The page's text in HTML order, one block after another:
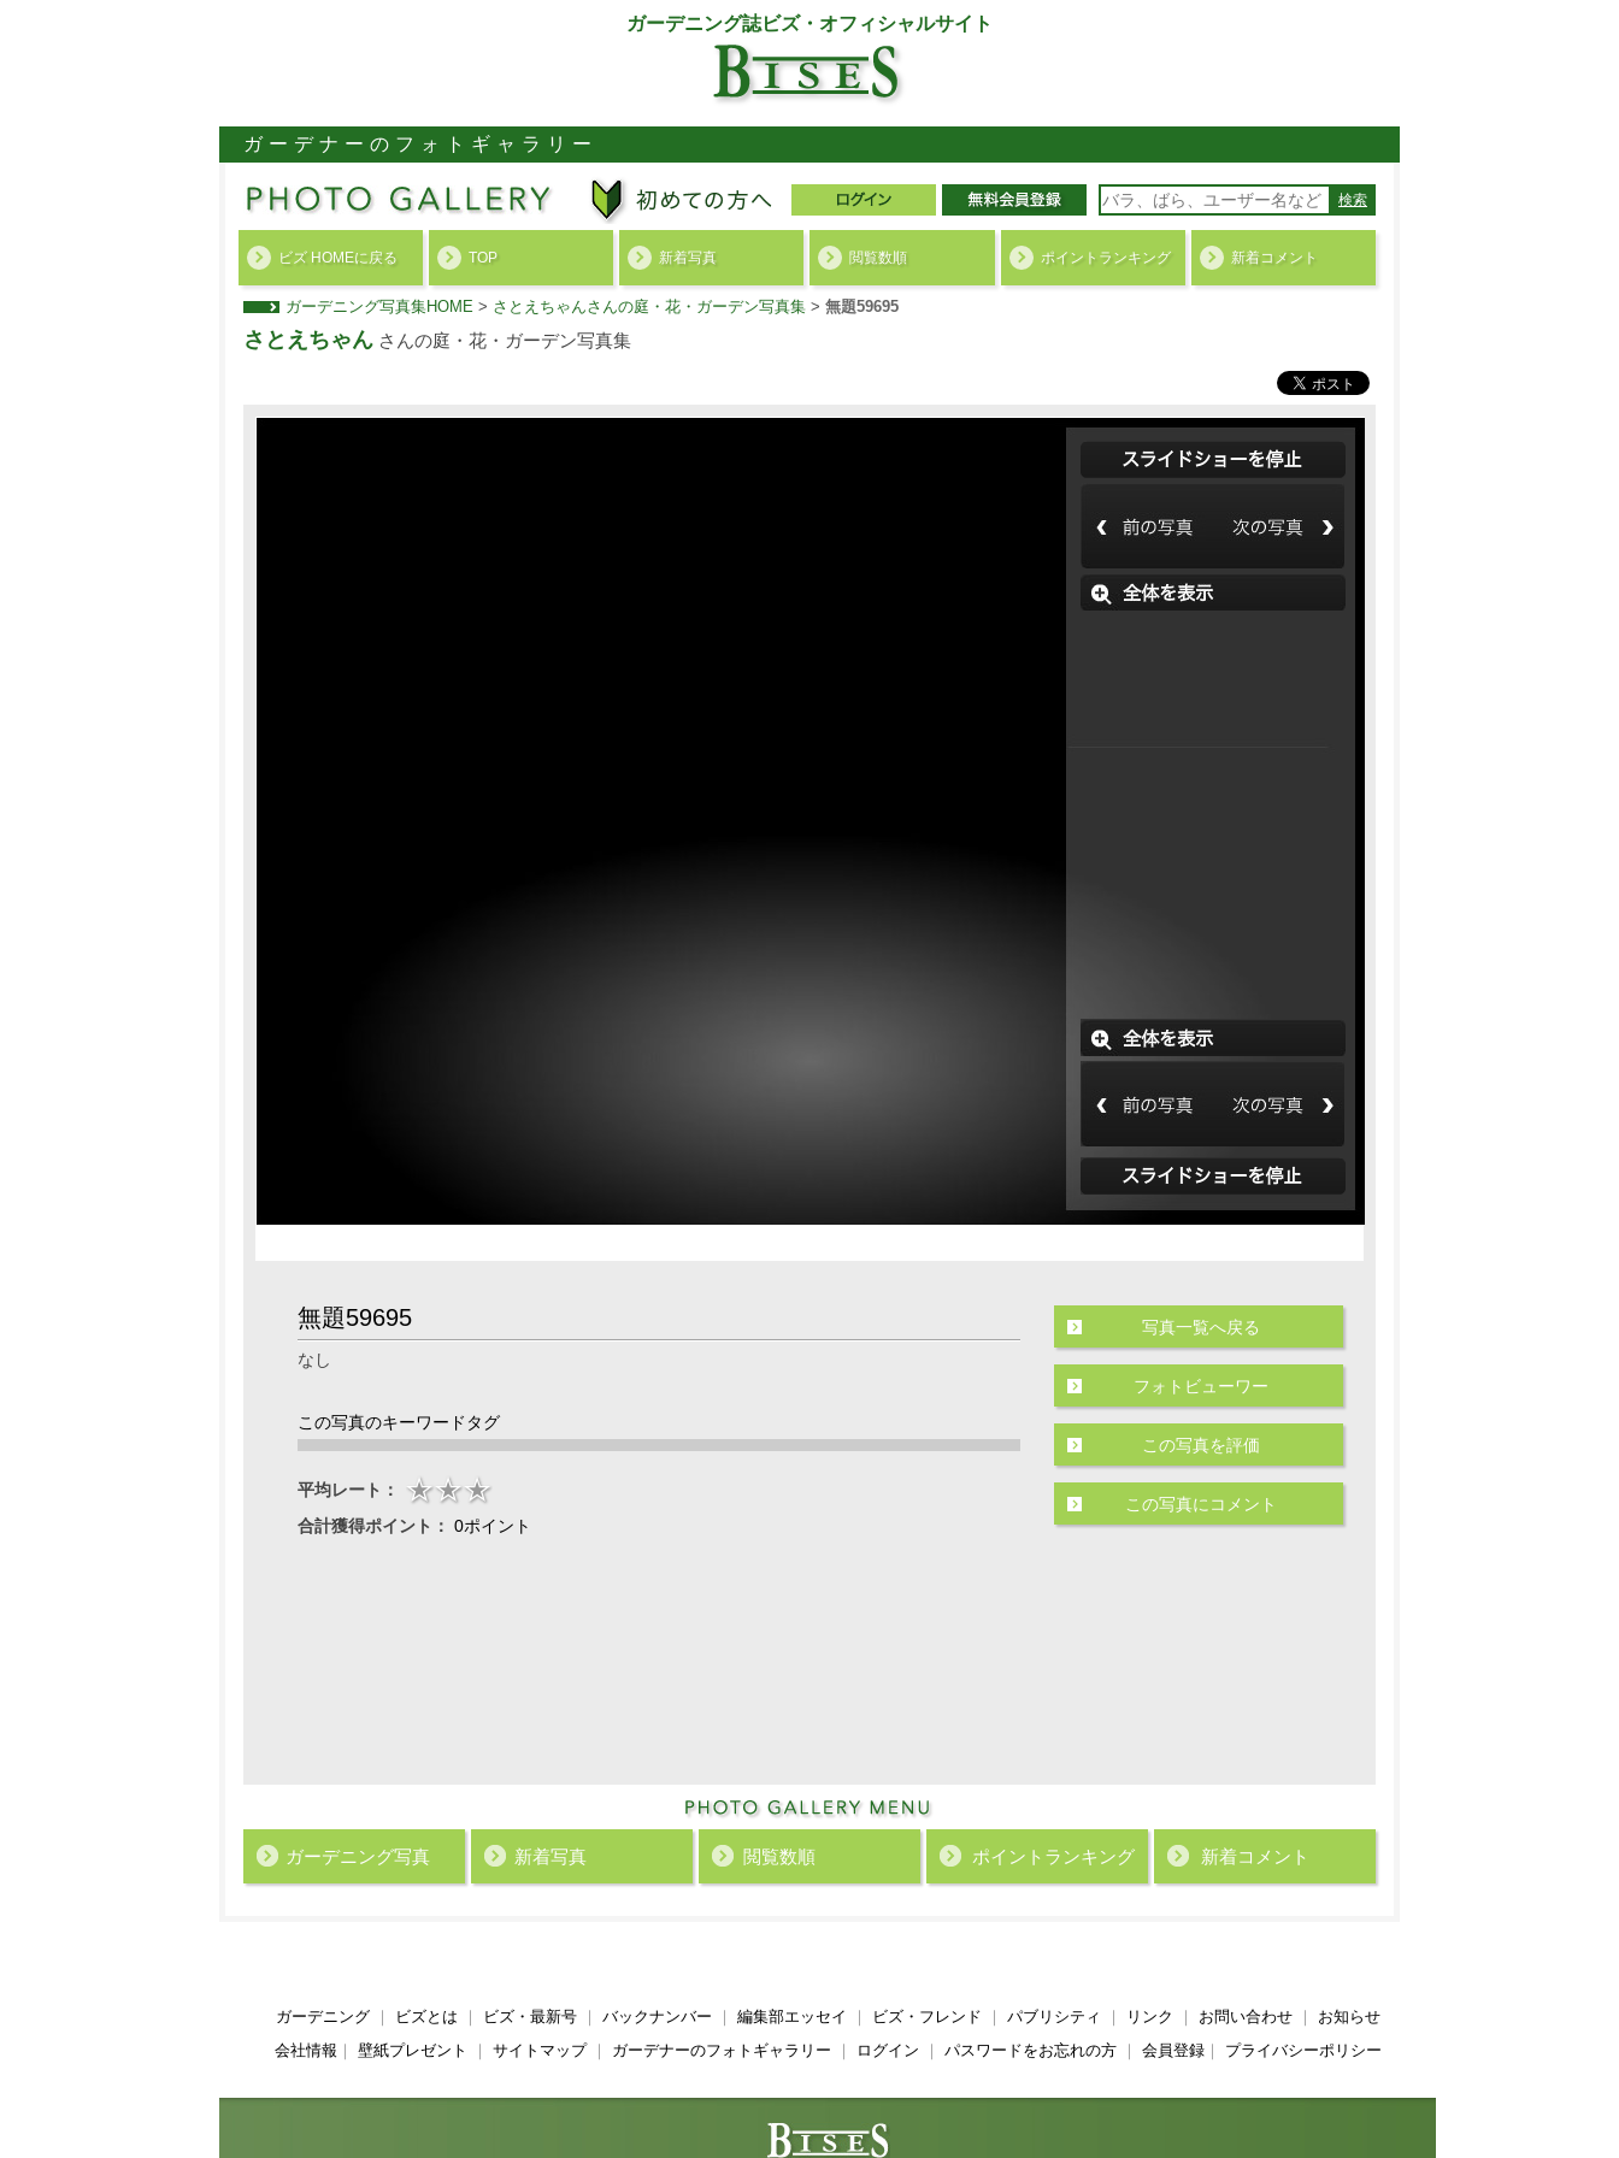
ガーデニング誌ビズ・オフィシャルサイト
ガーデナーのフォトギャラリー
検索
ビズ HOMEに戻る TOP 新着写真 閲覧数順 ポイント ランキング 新着コメント
ガーデニング写真集HOME > さとえちゃんさんの庭・花・ガーデン写真集 > 無題59695
さとえちゃん さんの庭・花・ガーデン写真集
無題59695
なし
この写真のキーワードタグ
平均レート：
合計獲得ポイント： 0ポイント
写真一覧へ戻る
フォトビューワー
この写真を評価
この写真にコメント
ガーデニング写真 新着写真 閲覧数順 ポイント ランキング 新着コメント
ガーデニング｜ ビズとは ビズ・最新号｜ バックナンバー 編集部エッセイ ビズ・フレンド パブリシティ リンク お問い合わせ｜ お知らせ
会社情報
壁紙プレゼント サイトマップ｜ ガーデナーのフォトギャラリー ログイン パスワードをお忘れの方｜ 会員登録｜ プライバシーポリシー